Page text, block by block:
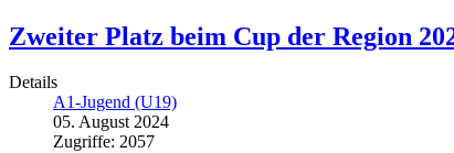
Zweiter Platz beim Cup der Region
Details
A1-Jugend (U19)
05. August 2024
Zugriffe: 2057